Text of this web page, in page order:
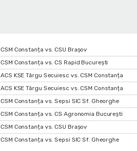
CSM Constanța vs. CSU Braşov
CSM Constanța vs. CS Rapid București
ACS KSE Târgu Secuiesc vs. CSM Constanța
ACS KSE Târgu Secuiesc vs. CSM Constanța
CSM Constanța vs. Sepsi SIC Sf. Gheorghe
CSM Constanța vs. CS Agronomia București
CSM Constanța vs. CSU Braşov
CSM Constanța vs. Sepsi SIC Sf. Gheorghe